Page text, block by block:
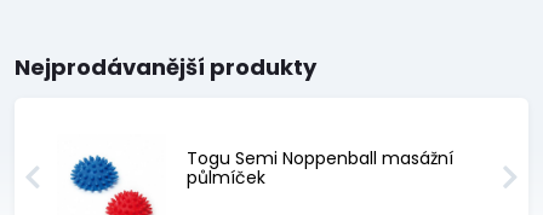
Nejprodávanější produkty
Togu Semi Noppenball masážní
půlmíček